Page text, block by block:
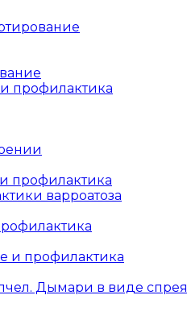
профилактика
профилактика
варроатоза
и профилактика
Дымари в виде спрея